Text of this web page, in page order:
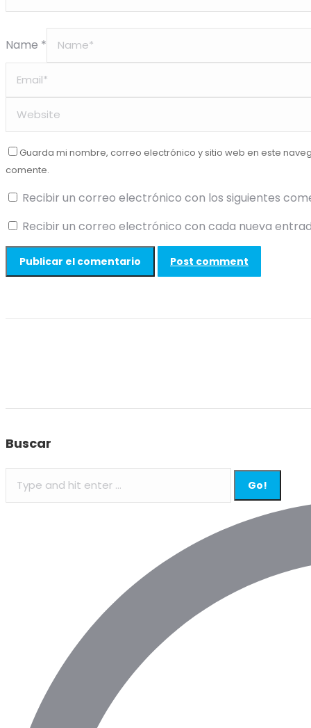
Name *
Guarda mi nombre, correo electrónico y sitio web en este
comente.
Recibir un correo electrónico con los siguientes
Recibir un correo electrónico con cada nueva
Post comment
Buscar